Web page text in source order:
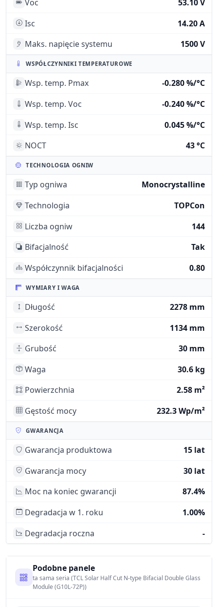
Voc
53.10 V
Isc
14.20 A
Maks. napięcie systemu
1500 V
WSPÓŁCZYNNIKI TEMPERATUROWE
Wsp. temp. Pmax
-0.280 %/°C
Wsp. temp. Voc
-0.240 %/°C
Wsp. temp. Isc
0.045 %/°C
NOCT
43 °C
TECHNOLOGIA OGNIW
Typ ogniwa
Monocrystalline
Technologia
TOPCon
Liczba ogniw
144
Bifacjalność
Tak
Współczynnik bifacjalności
0.80
WYMIARY I WAGA
Długość
2278 mm
Szerokość
1134 mm
Grubość
30 mm
Waga
30.6 kg
Powierzchnia
2.58 m²
Gęstość mocy
232.3 Wp/m²
GWARANCJA
Gwarancja produktowa
15 lat
Gwarancja mocy
30 lat
Moc na koniec gwarancji
87.4%
Degradacja w 1. roku
1.00%
Degradacja roczna
-
Podobne panele
ta sama seria (TCL Solar Half Cut N-type Bifacial Double Glass
Module (G10L-72P))